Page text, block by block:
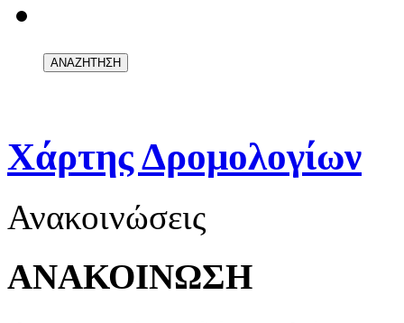
Χάρτης Δρομολογίων
Ανακοινώσεις
ΑΝΑΚΟΙΝΩΣΗ